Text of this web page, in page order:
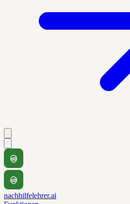
nachhilfelehrer.ai